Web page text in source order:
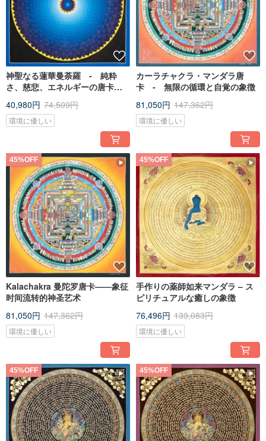
神聖なる蓮華曼荼羅 ‐ 純粋
さ、慈悲、エネルギーの唐卡絵
40,980円 74,509円
環境に優しい
カーラチャクラ・マンダラ唐
卡 ‐ 無限の循環と自覚の象徴
81,050円 147,362円
環境に優しい
45%OFF
Kalachakra 曼陀罗唐卡——象征
时间流转的神圣艺术
81,050円 147,362円
環境に優しい
45%OFF
手作りの薬師如来マンダラ – ス
ピリチュアルな癒しの象徴
76,496円 139,083円
環境に優しい
45%OFF 45%OFF